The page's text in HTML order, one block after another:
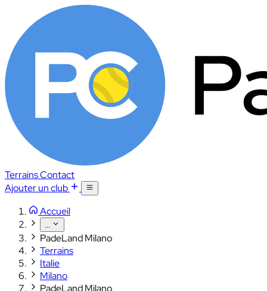
TerrainsContact
Ajouter un club
Accueil
...
PadeLand Milano
Terrains
Italie
Milano
PadeLand Milano